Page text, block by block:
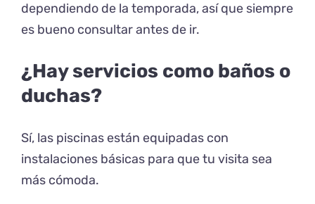
dependiendo de la temporada, así que siempre
es bueno consultar antes de ir.
¿Hay servicios como baños o
duchas?
Sí, las piscinas están equipadas con
instalaciones básicas para que tu visita sea
más cómoda.